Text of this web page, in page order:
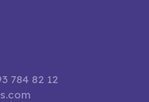
784 82 12